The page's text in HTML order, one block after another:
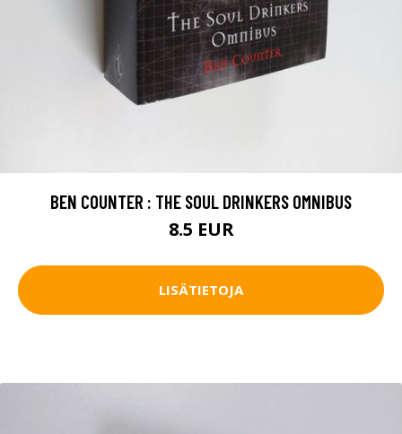
BEN COUNTER : THE SOUL DRINKERS OMNIBUS
8.5 EUR
LISÄTIETOJA